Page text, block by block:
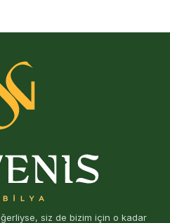
siz de bizim için o kadar